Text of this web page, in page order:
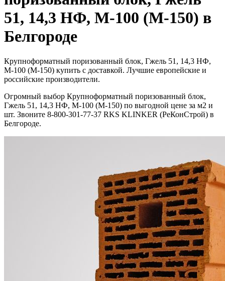
51, 14,3 НФ, М-100 (М-150) в
Белгороде
Крупноформатный поризованный блок, Гжель 51, 14,3 НФ,
М-100 (М-150) купить с доставкой. Лучшие европейские и
российские производители.
Огромный выбор Крупноформатный поризованный блок,
Гжель 51, 14,3 НФ, М-100 (М-150) по выгодной цене за м2 и
шт. Звоните 8-800-301-77-37 RKS KLINKER (РеКонСтрой) в
Белгороде.